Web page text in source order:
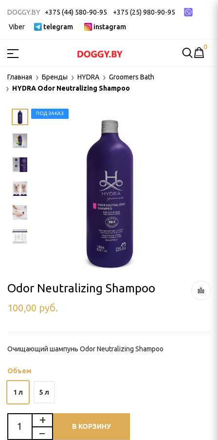
DOGGY.BY +375 (44) 580-90-95
+375 (25) 980-90-95
Viber
telegram instagram
ГРУМИНГА
0
Главная Бренды HYDRA
Groomers Bath
HYDRA Odor Neutralizing Shampoo
ПОД ЗАКАЗ
Odor Neutralizing Shampoo
100,00 руб.
Очищающий шампунь Odor Neutralizing Shampoo
Объем
1 л 5 л
В КОРЗИНУ